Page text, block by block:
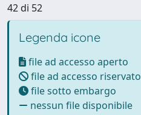
42 di 52
Legenda icone
file ad accesso aperto
file ad accesso riservato
file sotto embargo
nessun file disponibile